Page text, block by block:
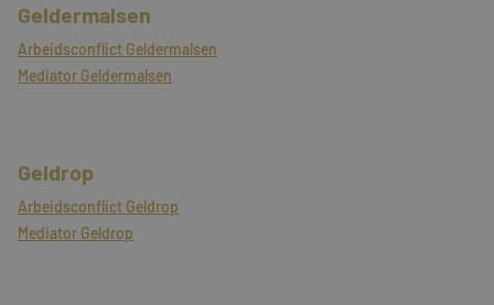
Geldermalsen
Arbeidsconflict Geldermalsen
Mediator Geldermalsen
Geldrop
Arbeidsconflict Geldrop
Mediator Geldrop